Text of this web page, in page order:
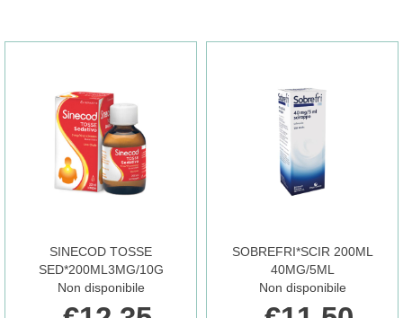
35,4MG/ML AL 3,54MG/ML AL
SINECOD TOSSE
SED*200ML3MG/10G
Non disponibile
SOBREFRI*SCIR 200ML
40MG/5ML
Non disponibile